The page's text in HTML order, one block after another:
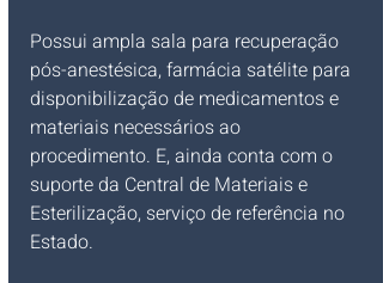
Possui ampla sala para recuperação
pós-anestésica, farmácia satélite para
disponibilização de medicamentos e
materiais necessários ao
procedimento. E, ainda conta com o
suporte da Central de Materiais e
Esterilização, serviço de referência no
Estado.